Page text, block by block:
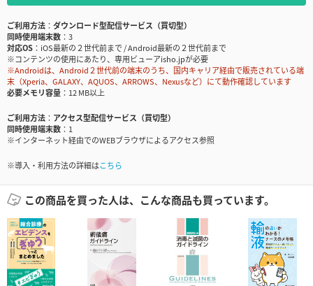
ご利用方法
ダウンロード型配信サービス（買切型）
同時使用端末数
3
対応OS
iOS最新の２世代前まで / Android最新の２世代前まで
※コンテンツの使用にあたり、専用ビューアisho.jpが必要
※Androidは、Android２世代前の端末のうち、国内キャリア経由で販売されている端
末（Xperia、GALAXY、AQUOS、ARROWS、Nexusなど）にて動作確認しています
必要メモリ容量
12 MB以上
ご利用方法
アクセス型配信サービス（買切型）
同時使用端末数
1
※インターネット経由でのWEBブラウザによるアクセス参照
※導入・利用方法の詳細はこちら
この商品を買った人は、こんな商品も買っています。